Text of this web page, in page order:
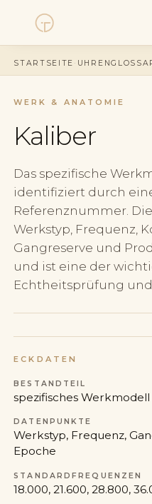
Uhren
Kollektionen
Uhrenankauf
Service
Geschichte
Horology Hub
Kontakt
STARTSEITE ·
WERK & ANATOMIE
Kaliber
Das spezifische
identifiziert durch
Referenznummer.
Werkstyp, Frequenz,
Gangreserve und
und ist eine der
Echtheitsprüfung
ECKDATEN
BESTANDTEIL
spezifisches
DATENPUNKTE
Werkstyp, Frequenz,
Epoche
STANDARDFREQUENZEN
18.000, 21.600, 28.800,